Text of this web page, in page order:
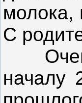
молока,
С
началу